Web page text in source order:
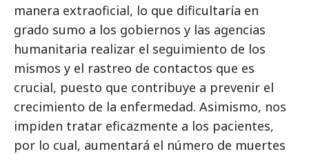
manera extraoficial, lo que dificultaría en
grado sumo a los gobiernos y las agencias
humanitaria realizar el seguimiento de los
mismos y el rastreo de contactos que es
crucial, puesto que contribuye a prevenir el
crecimiento de la enfermedad. Asimismo, nos
impiden tratar eficazmente a los pacientes,
por lo cual, aumentará el número de muertes